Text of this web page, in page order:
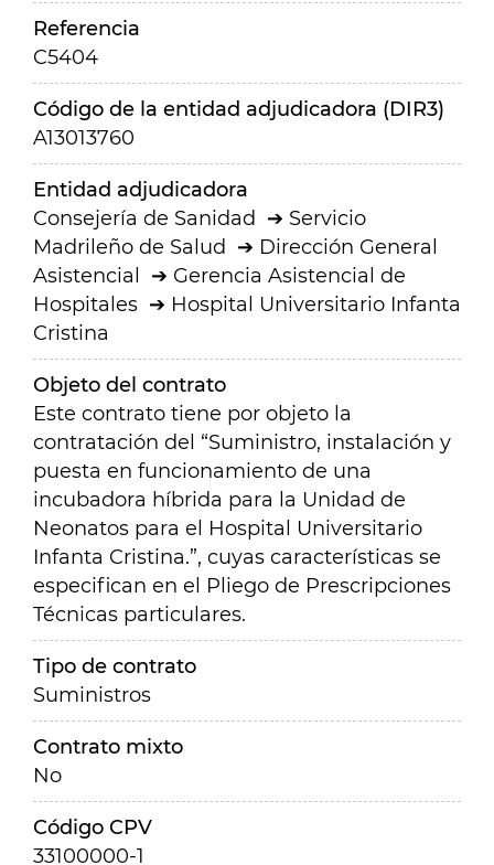
Referencia
C5404
Código de la entidad adjudicadora (DIR3)
A13013760
Entidad adjudicadora
Consejería de Sanidad
Servicio
Madrileño de Salud
Dirección General
Asistencial
Gerencia Asistencial de
Hospitales
Hospital Universitario Infanta
Cristina
Objeto del contrato
Este contrato tiene por objeto la
contratación del “Suministro, instalación y
puesta en funcionamiento de una
incubadora híbrida para la Unidad de
Neonatos para el Hospital Universitario
Infanta Cristina.”, cuyas características se
especifican en el Pliego de Prescripciones
Técnicas particulares.
Tipo de contrato
Suministros
Contrato mixto
No
Código CPV
33100000-1